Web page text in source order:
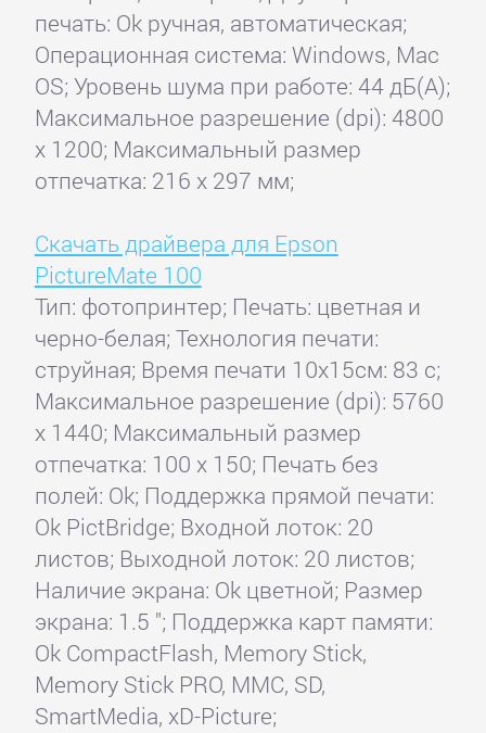
печать: Ok ручная, автоматическая;
Операционная система: Windows, Mac
OS; Уровень шума при работе: 44 дБ(А);
Максимальное разрешение (dpi): 4800
x 1200; Максимальный размер
отпечатка: 216 x 297 мм;
Скачать драйвера для Epson
PictureMate 100
Тип: фотопринтер; Печать: цветная и
черно-белая; Технология печати:
струйная; Время печати 10x15см: 83 с;
Максимальное разрешение (dpi): 5760
x 1440; Максимальный размер
отпечатка: 100 x 150; Печать без
полей: Ok; Поддержка прямой печати:
Ok PictBridge; Входной лоток: 20
листов; Выходной лоток: 20 листов;
Наличие экрана: Ok цветной; Размер
экрана: 1.5 "; Поддержка карт памяти:
Ok CompactFlash, Memory Stick,
Memory Stick PRO, MMC, SD,
SmartMedia, xD-Picture;